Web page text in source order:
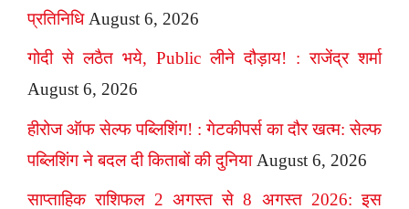
प्रतिनिधि August 6, 2026
गोदी से लठैत भये, Public लीने दौड़ाय! : राजेंद्र शर्मा
August 6, 2026
हीरोज ऑफ सेल्फ पब्लिशिंग! : गेटकीपर्स का दौर खत्म: सेल्फ
पब्लिशिंग ने बदल दी किताबों की दुनिया August 6, 2026
साप्ताहिक राशिफल 2 अगस्त से 8 अगस्त 2026: इस